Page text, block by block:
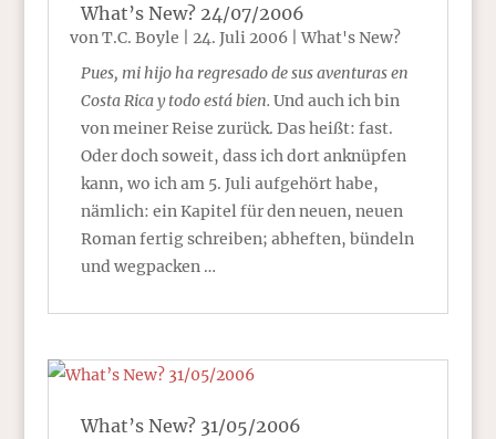
What’s New? 24/07/2006
von T.C. Boyle 24. Juli 2006|What's New?
Pues, mi hijo ha regresado de sus aventuras en
Costa Rica y todo está bien. Und auch ich bin
von meiner Reise zurück. Das heißt: fast.
Oder doch soweit, dass ich dort anknüpfen
kann, wo ich am 5. Juli aufgehört habe,
nämlich: ein Kapitel für den neuen, neuen
Roman fertig schreiben; abheften, bündeln
und wegpacken …
What’s New? 31/05/2006